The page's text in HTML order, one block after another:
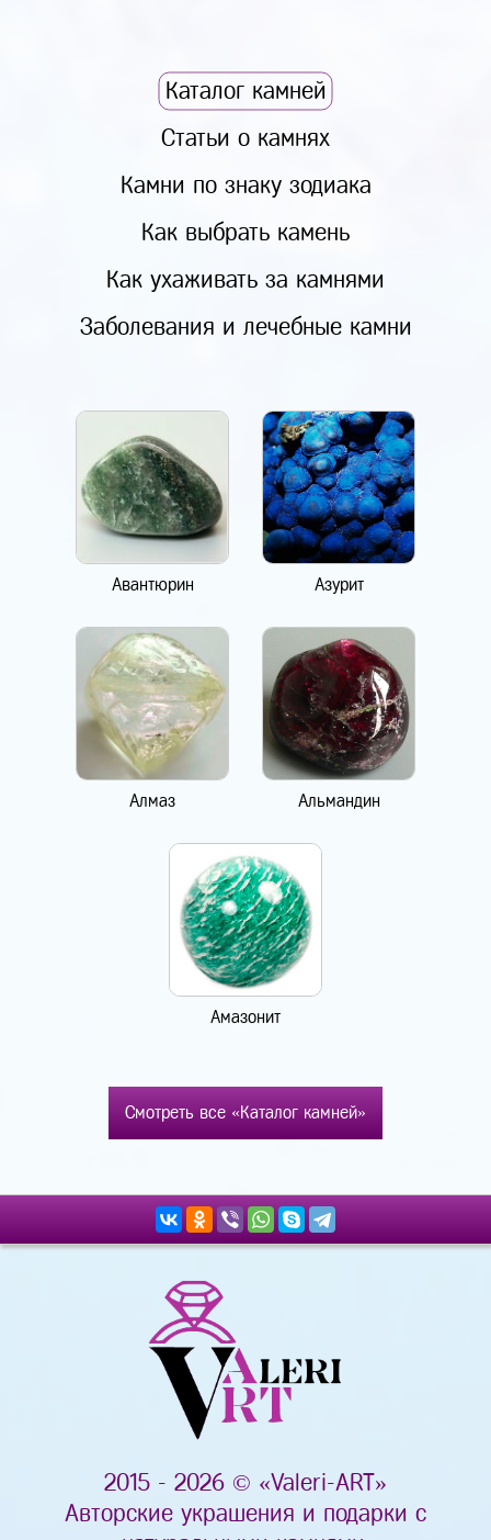
Каталог камней
Статьи о камнях
Камни по знаку зодиака
Как выбрать камень
Как ухаживать за камнями
Заболевания и лечебные камни
Авантюрин Азурит
Алмаз Альмандин
Амазонит
Смотреть все «Каталог камней»
2015 - 2026 © «Valeri-ART»
Авторские украшения и подарки с